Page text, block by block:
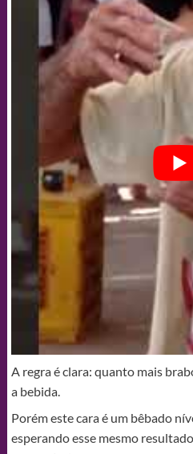
A regra é clara: quanto mais
a bebida.
Porém este cara é um bêbado
esperando esse mesmo